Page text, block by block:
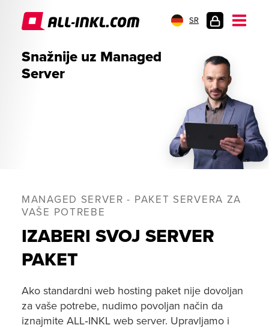
SR
Snažnije uz Managed
Server
MANAGED SERVER - PAKET SERVERA ZA
VAŠE POTREBE
IZABERI SVOJ SERVER
PAKET
Ako standardni web hosting paket nije dovoljan
za vaše potrebe, nudimo povoljan način da
iznajmite ALL‑INKL web server. Upravljamo i